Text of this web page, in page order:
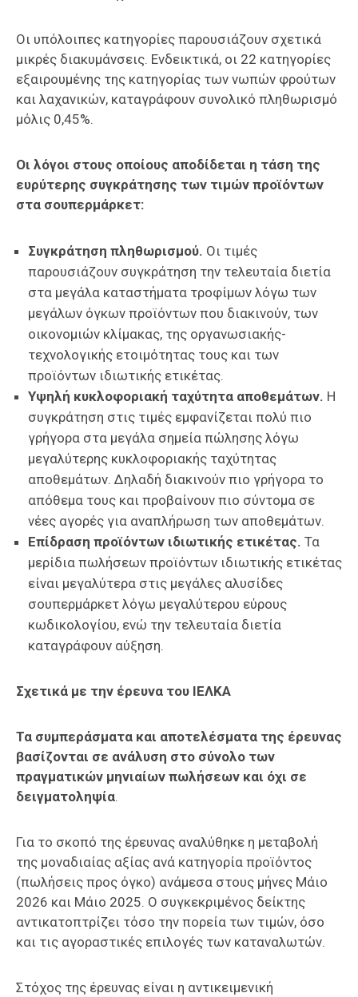
Οι υπόλοιπες κατηγορίες παρουσιάζουν σχετικά
μικρές διακυμάνσεις. Ενδεικτικά, οι 22 κατηγορίες
εξαιρουμένης της κατηγορίας των νωπών φρούτων
και λαχανικών, καταγράφουν συνολικό πληθωρισμό
μόλις 0,45%.
Οι λόγοι στους οποίους αποδίδεται η τάση της
ευρύτερης συγκράτησης των τιμών προϊόντων
στα σουπερμάρκετ:
Συγκράτηση πληθωρισμού. Οι τιμές
παρουσιάζουν συγκράτηση την τελευταία διετία
στα μεγάλα καταστήματα τροφίμων λόγω των
μεγάλων όγκων προϊόντων που διακινούν, των
οικονομιών κλίμακας, της οργανωσιακής-
τεχνολογικής ετοιμότητας τους και των
προϊόντων ιδιωτικής ετικέτας.
Υψηλή κυκλοφοριακή ταχύτητα αποθεμάτων. Η
συγκράτηση στις τιμές εμφανίζεται πολύ πιο
γρήγορα στα μεγάλα σημεία πώλησης λόγω
μεγαλύτερης κυκλοφοριακής ταχύτητας
αποθεμάτων. Δηλαδή διακινούν πιο γρήγορα το
απόθεμα τους και προβαίνουν πιο σύντομα σε
νέες αγορές για αναπλήρωση των αποθεμάτων.
Επίδραση προϊόντων ιδιωτικής ετικέτας. Τα
μερίδια πωλήσεων προϊόντων ιδιωτικής ετικέτας
είναι μεγαλύτερα στις μεγάλες αλυσίδες
σουπερμάρκετ λόγω μεγαλύτερου εύρους
κωδικολογίου, ενώ την τελευταία διετία
καταγράφουν αύξηση.
Σχετικά με την έρευνα του ΙΕΛΚΑ
Τα συμπεράσματα και αποτελέσματα της έρευνας
βασίζονται σε ανάλυση στο σύνολο των
πραγματικών μηνιαίων πωλήσεων και όχι σε
δειγματοληψία.
Για το σκοπό της έρευνας αναλύθηκε η μεταβολή
της μοναδιαίας αξίας ανά κατηγορία προϊόντος
(πωλήσεις προς όγκο) ανάμεσα στους μήνες Μάιο
2026 και Μάιο 2025. Ο συγκεκριμένος δείκτης
αντικατοπτρίζει τόσο την πορεία των τιμών, όσο
και τις αγοραστικές επιλογές των καταναλωτών.
Στόχος της έρευνας είναι η αντικειμενική